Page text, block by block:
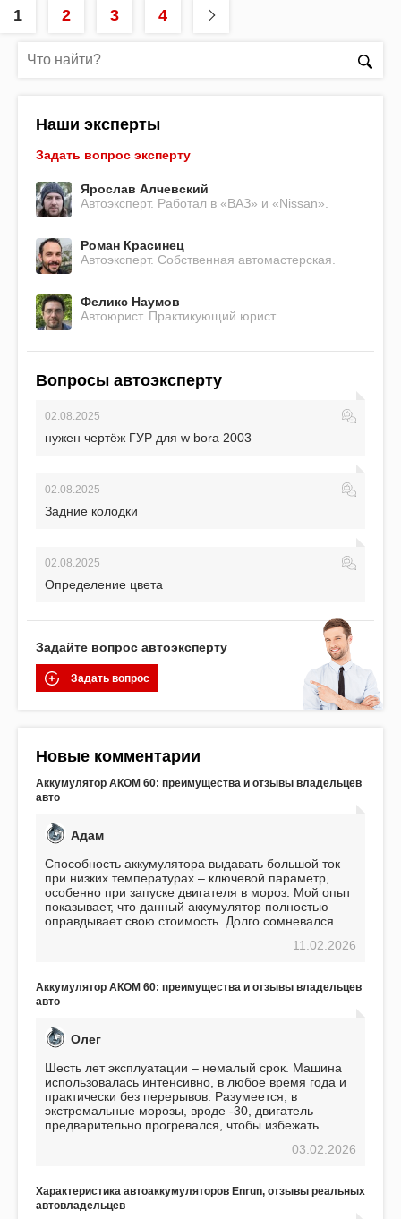
1 2 3 4
Наши эксперты
Задать вопрос эксперту
Ярослав Алчевский
Автоэксперт. Работал в «ВАЗ» и «Nissan».
Роман Красинец
Автоэксперт. Собственная автомастерская.
Феликс Наумов
Автоюрист. Практикующий юрист.
Вопросы автоэксперту
02.08.2025
нужен чертёж ГУР для w bora 2003
02.08.2025
Задние колодки
02.08.2025
Определение цвета
Задайте вопрос автоэксперту
Задать вопрос
Новые комментарии
Аккумулятор АКОМ 60: преимущества и отзывы владельцев
авто
Адам
Способность аккумулятора выдавать большой ток
при низких температурах – ключевой параметр,
особенно при запуске двигателя в мороз. Мой опыт
показывает, что данный аккумулятор полностью
оправдывает свою стоимость. Долго сомневался
пожалел. Считаю, что это отличное вложение,11.02.2026
Аккумулятор АКОМ 60: преимущества и отзывы владельцев
авто
Олег
Шесть лет эксплуатации – немалый срок. Машина
использовалась интенсивно, в любое время года и
практически без перерывов. Разумеется, в
экстремальные морозы, вроде -30, двигатель
предварительно прогревался, чтобы избежать
использования не было ни единой поломки,
EFB 75. Судя по характеристикам, он даже
превосходит предыдущую модель.
03.02.2026
Характеристика автоаккумуляторов Enrun, отзывы реальных
автовладельцев